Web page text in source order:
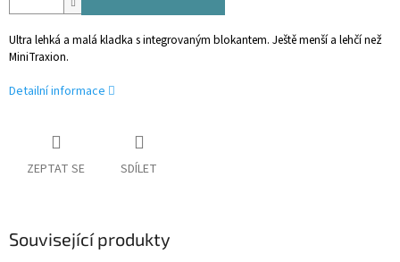
Ultra lehká a malá kladka s integrovaným blokantem. Ještě menší a lehčí než
MiniTraxion.
Detailní informace
ZEPTAT SE SDÍLET
Související produkty